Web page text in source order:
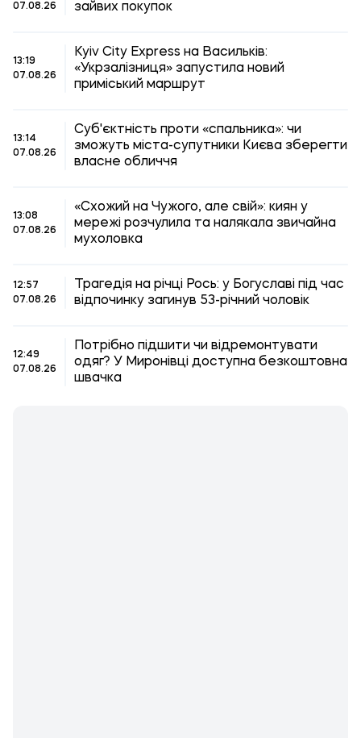
07.08.26
зайвих покупок
13:19
07.08.26
Kyiv City Express на Васильків:
«Укрзалізниця» запустила новий
приміський маршрут
13:14
07.08.26
Суб'єктність проти «спальника»: чи
зможуть міста-супутники Києва зберегти
власне обличчя
13:08
07.08.26
«Схожий на Чужого, але свій»: киян у
мережі розчулила та налякала звичайна
мухоловка
12:57
07.08.26
Трагедія на річці Рось: у Богуславі під час
відпочинку загинув 53-річний чоловік
12:49
07.08.26
Потрібно підшити чи відремонтувати
одяг? У Миронівці доступна безкоштовна
швачка